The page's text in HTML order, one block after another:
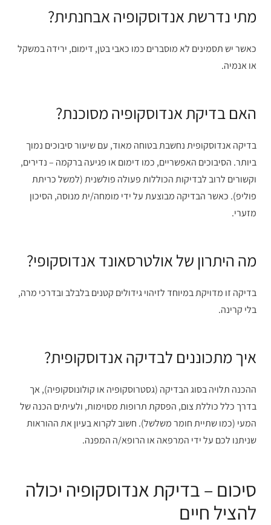
מתי נדרשת אנדוסקופיה אבחנתית?
כאשר יש תסמינים לא מוסברים כמו כאבי בטן, דימום, ירידה במשקל
או אנמיה.
האם בדיקת אנדוסקופיה מסוכנת?
בדיקה אנדוסקופית נחשבת בטוחה מאוד, עם שיעור סיבוכים נמוך
ביותר. הסיבוכים האפשריים, כמו דימום או פגיעה ברקמה – נדירים,
וקשורים לרוב לבדיקות הכוללות פעולה פולשנית (למשל כריתת
פוליפ). כאשר הבדיקה מבוצעת על ידי מומחה/ית מנוסה, הסיכון
מזערי.
מה היתרון של אולטרסאונד אנדוסקופי?
בדיקה זו מדויקת במיוחד לזיהוי גידולים קטנים בלבלב ובדרכי מרה,
בלי קרינה.
איך מתכוננים לבדיקה אנדוסקופית?
ההכנה תלויה בסוג הבדיקה (גסטרוסקופיה או קולונוסקופיה), אך
בדרך כלל כוללת צום, הפסקת תרופות מסוימות, ולעיתים הכנה של
המעי (כמו שתיית חומר משלשל). חשוב לקרוא בעיון את ההוראות
שניתנו לכם על ידי המרפאה או הרופא/ה המפנה.
סיכום – בדיקת אנדוסקופיה יכולה
להציל חיים